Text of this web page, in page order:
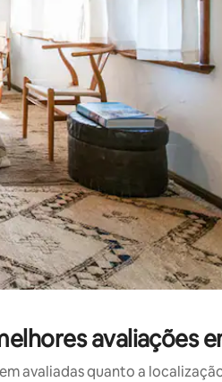
avaliações
avaliadas quanto a